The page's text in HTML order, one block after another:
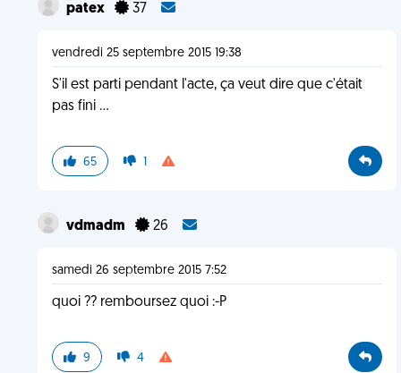
patex 37
vendredi 25 septembre 2015 19:38
S'il est parti pendant l'acte, ça veut dire que c'était
pas fini ...
65 1
vdmadm 26
samedi 26 septembre 2015 7:52
quoi ?? remboursez quoi :-P
9 4